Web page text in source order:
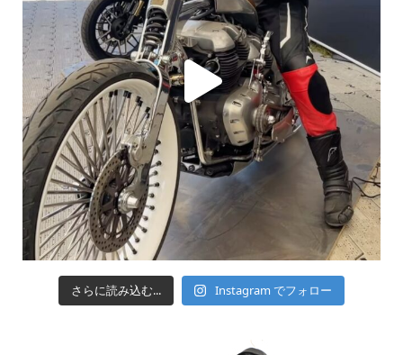
さらに読み込む... Instagram でフォロー